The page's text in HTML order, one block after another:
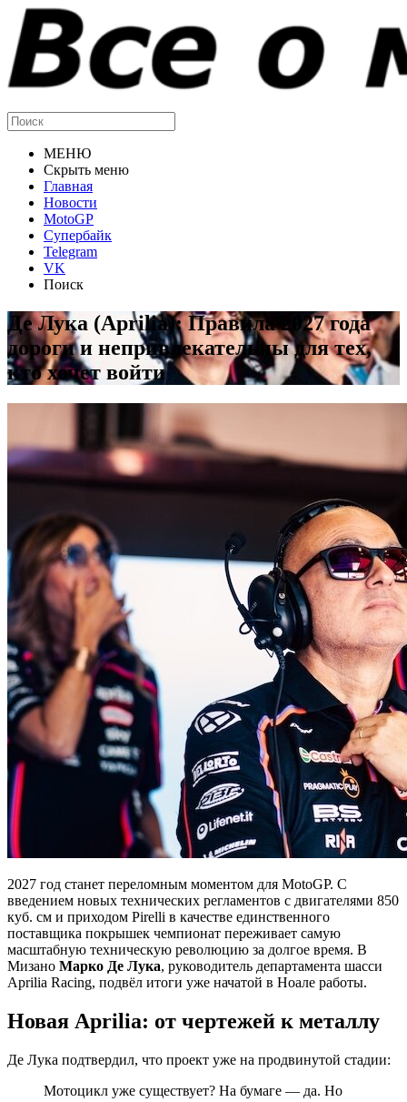
МЕНЮ
Скрыть меню
Главная
Новости
MotoGP
Супербайк
Telegram
VK
Поиск
Де Лука (Aprilia): Правила 2027 года
дороги и непривлекательны для тех,
кто хочет войти
2027 год станет переломным моментом для MotoGP. С
введением новых технических регламентов с двигателями 850
куб. см и приходом Pirelli в качестве единственного
поставщика покрышек чемпионат переживает самую
масштабную техническую революцию за долгое время. В
Мизано Марко Де Лука, руководитель департамента шасси
Aprilia Racing, подвёл итоги уже начатой в Ноале работы.
Новая Aprilia: от чертежей к металлу
Де Лука подтвердил, что проект уже на продвинутой стадии:
Мотоцикл уже существует? На бумаге — да. Но